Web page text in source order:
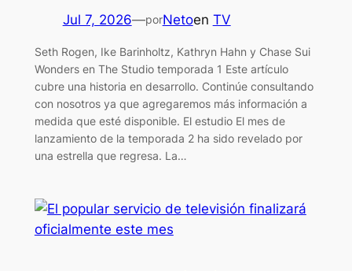
Jul 7, 2026—porNetoen TV
Seth Rogen, Ike Barinholtz, Kathryn Hahn y Chase Sui
Wonders en The Studio temporada 1 Este artículo
cubre una historia en desarrollo. Continúe consultando
con nosotros ya que agregaremos más información a
medida que esté disponible. El estudio El mes de
lanzamiento de la temporada 2 ha sido revelado por
una estrella que regresa. La…